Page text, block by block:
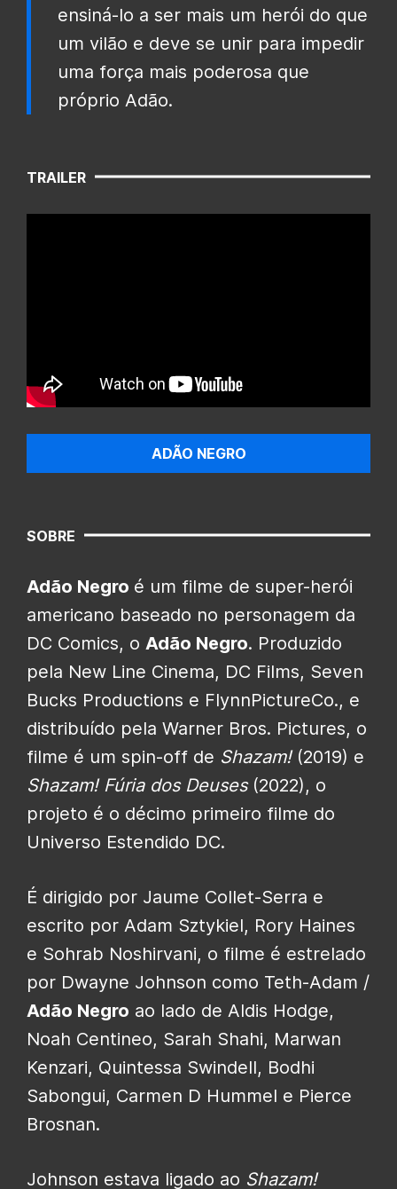
ensiná-lo a ser mais um herói do que
um vilão e deve se unir para impedir
uma força mais poderosa que
próprio Adão.
TRAILER
ADÃO NEGRO
SOBRE
Adão Negro é um filme de super-herói
americano baseado no personagem da
DC Comics, o Adão Negro. Produzido
pela New Line Cinema, DC Films, Seven
Bucks Productions e FlynnPictureCo., e
distribuído pela Warner Bros. Pictures, o
filme é um spin-off de Shazam!(2019) e
Shazam! Fúria dos Deuses(2022), o
projeto é o décimo primeiro filme do
Universo Estendido DC.
É dirigido por Jaume Collet-Serra e
escrito por Adam Sztykiel, Rory Haines
e Sohrab Noshirvani, o filme é estrelado
por Dwayne Johnson como Teth-Adam /
Adão Negro ao lado de Aldis Hodge,
Noah Centineo, Sarah Shahi, Marwan
Kenzari, Quintessa Swindell, Bodhi
Sabongui, Carmen D Hummel e Pierce
Brosnan.
Johnson estava ligado ao Shazam!